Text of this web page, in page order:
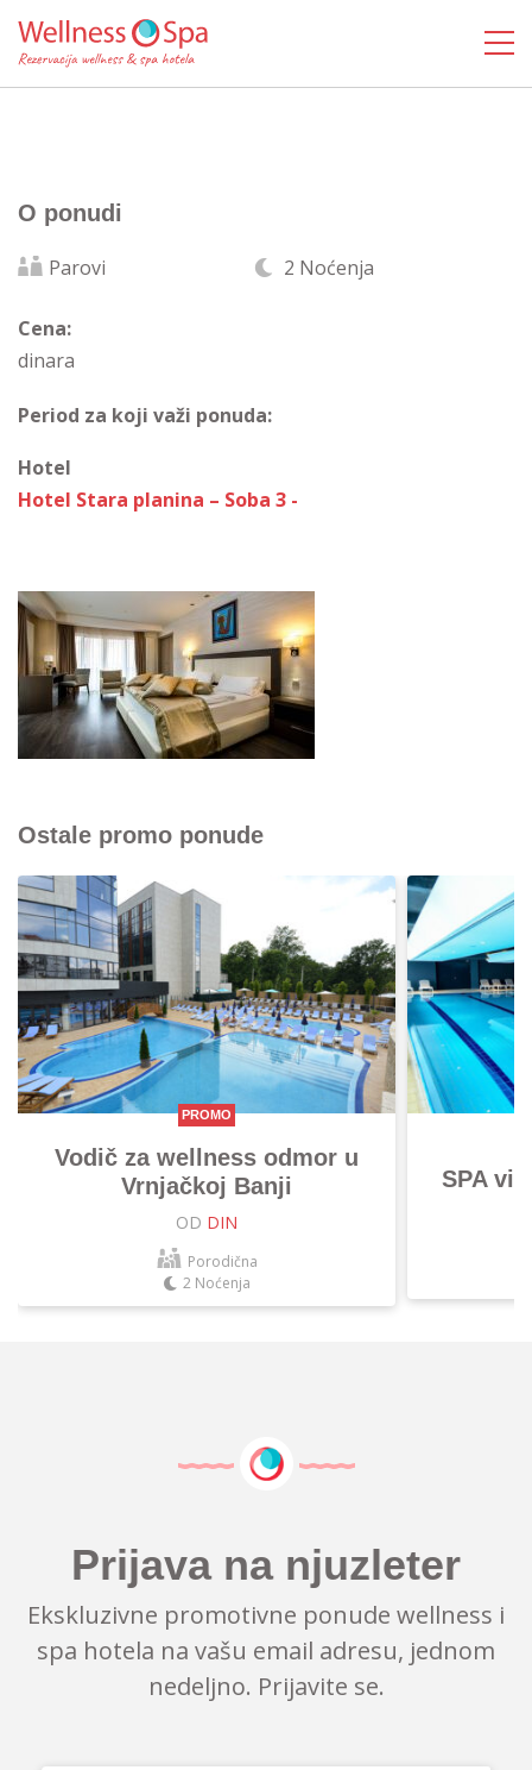
O ponudi
Parovi 2 Noćenja
Cena:
dinara
Period za koji važi ponuda:
Hotel
Hotel Stara planina – Soba 3 -
Ostale promo ponude
PROMO
Vodič za wellness odmor u
Vrnjačkoj Banji
OD DIN
Porodična
2 Noćenja
SPA
Prijava na njuzleter
Ekskluzivne promotivne ponude wellness i
spa hotela na vašu email adresu, jednom
nedeljno. Prijavite se.